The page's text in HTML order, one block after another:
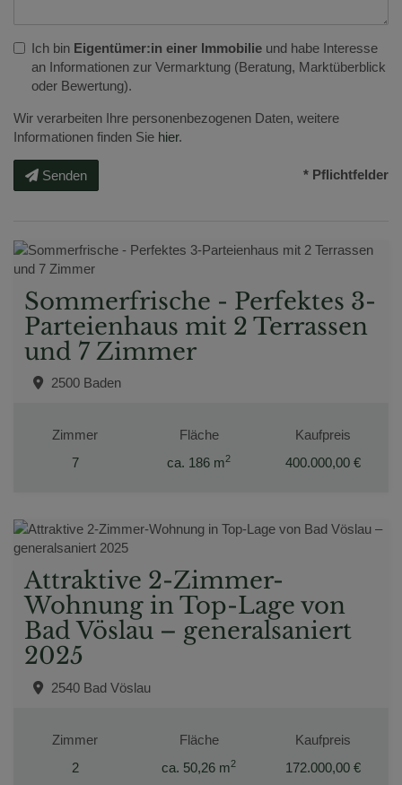
Ich bin Eigentümer:in einer Immobilie und habe Interesse
an Informationen zur Vermarktung (Beratung, Marktüberblick
oder Bewertung).
Wir verarbeiten Ihre personenbezogenen Daten, weitere
Informationen finden Sie hier.
Senden * Pflichtfelder
Sommerfrische - Perfektes 3-
Parteienhaus mit 2 Terrassen
und 7 Zimmer
2500 Baden
Zimmer
7
Fläche
ca. 186 m2
Kaufpreis
400.000,00 €
Attraktive 2-Zimmer-
Wohnung in Top-Lage von
Bad Vöslau – generalsaniert
2025
2540 Bad Vöslau
Zimmer
2
Fläche
ca. 50,26 m2
Kaufpreis
172.000,00 €